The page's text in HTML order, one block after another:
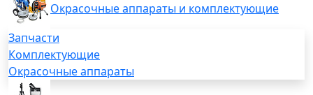
Окрасочные аппараты и комплектующие
Запчасти
Комплектующие
Окрасочные аппараты